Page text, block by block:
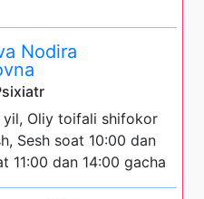
Nodira
yil, Oliy toifali shifokor
Sesh soat 10:00 dan
11:00 dan 14:00 gacha